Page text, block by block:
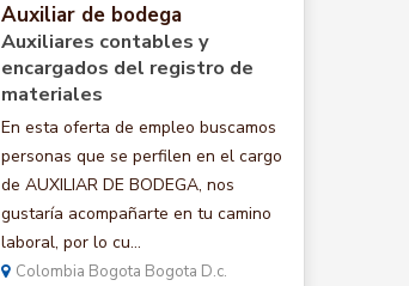
Auxiliar de bodega
Auxiliares contables y
encargados del registro de
materiales
En esta oferta de empleo buscamos
personas que se perfilen en el cargo
de AUXILIAR DE BODEGA, nos
gustaría acompañarte en tu camino
laboral, por lo cu...
Colombia Bogota Bogota D.c.